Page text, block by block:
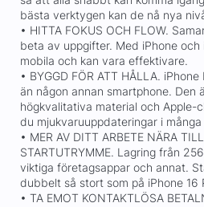
bästa verktygen kan de nå nya
• HITTA FOKUS OCH FLOW.
beta av uppgifter. Med iPhone
mobila och kan vara effektivare.
• BYGGD FÖR ATT HÅLLA.
än någon annan smartphone. Den
högkvalitativa material och Apple-
du mjukvaruuppdateringar i
• MER AV DITT ARBETE NÄRA
STARTUTRYMME. Lagring från
viktiga företagsappar och annat.
dubbelt så stort som på iPhone 16
• TA EMOT KONTAKTLÖSA